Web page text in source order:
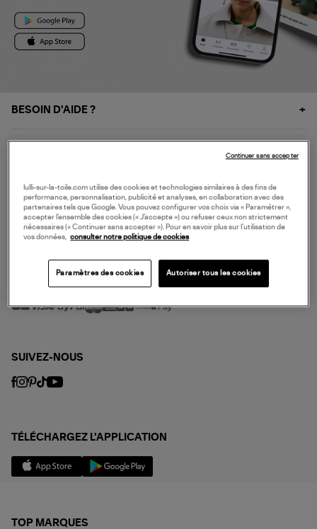
BESOIN D'AIDE ?
NOS SERVICES
SERVICE CLIENT
MODE DE PAIEMENT
SUIVEZ-NOUS
TÉLÉCHARGEZ L'APPLICATION
TOP MARQUES
lulli-sur-la-toile.com utilise des cookies et technologies similaires à des fins de
performance, personnalisation, publicité et analyses, en collaboration avec des
partenaires tels que Google. Vous pouvez configurer vos choix via « Paramétrer »,
accepter l’ensemble des cookies (« J’accepte ») ou refuser ceux non strictement
nécessaires (« Continuer sans accepter »). Pour en savoir plus sur l’utilisation de
vos données,
consulter notre politique de cookies
Paramètres des cookies Autoriser tous les cookies
Continuer sans accepter